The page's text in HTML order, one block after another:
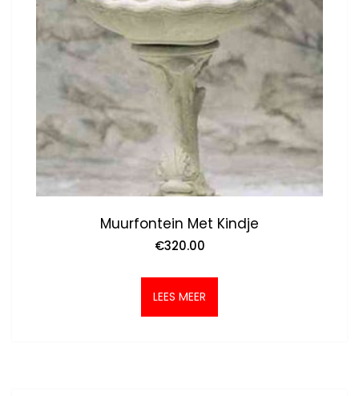
Muurfontein Met Kindje
€320.00
LEES MEER